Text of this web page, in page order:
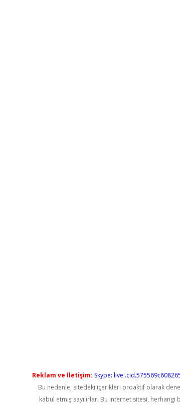
Reklam ve İletişim: Skype:
Bu nedenle, sitedeki içerikleri proaktif olarak
kabul etmiş sayılırlar. Bu internet sitesi, herhangi